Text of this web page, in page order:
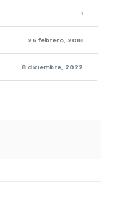
1
26 febrero, 2018
8 diciembre, 2022